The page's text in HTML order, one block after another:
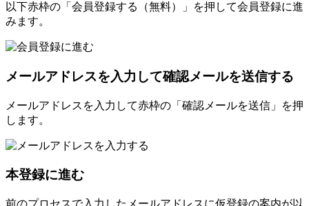
以下赤枠の「会員登録する（無料）」を押して会員登録に進
みます。
メールアドレスを入力して確認メールを送信する
メールアドレスを入力して赤枠の「確認メールを送信」を押
します。
本登録に進む
前のプロセスで入力したメールアドレスに仮登録の案内が以